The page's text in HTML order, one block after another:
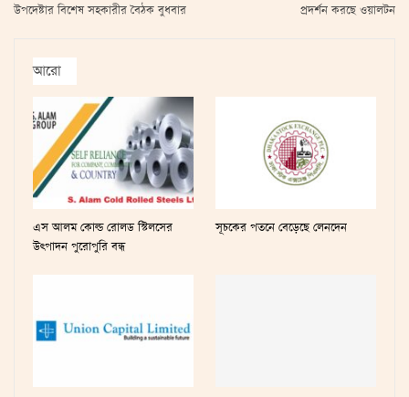
উপদেষ্টার বিশেষ সহকারীর বৈঠক বুধবার
প্রদর্শন করছে ওয়ালটন
আরো
এস আলম কোল্ড রোলড স্টিলসের
উৎপাদন পুরোপুরি বন্ধ
সূচকের পতনে বেড়েছে লেনদেন